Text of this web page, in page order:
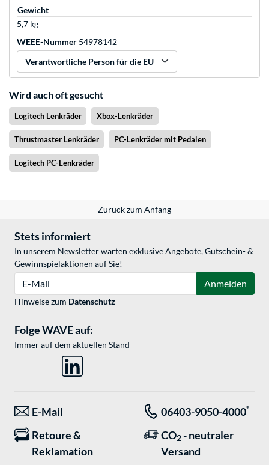
Gewicht
5,7 kg
WEEE-Nummer 54978142
Verantwortliche Person für die EU
Wird auch oft gesucht
Logitech Lenkräder Xbox-Lenkräder
Thrustmaster Lenkräder PC-Lenkräder mit Pedalen
Logitech PC-Lenkräder
Zurück zum Anfang
Stets informiert
In unserem Newsletter warten exklusive Angebote, Gutschein- &
Gewinnspielaktionen auf Sie!
Anmelden
Hinweise zum Datenschutz
Folge WAVE auf:
Immer auf dem aktuellen Stand
E-Mail 06403-9050-4000*
Retoure &
Reklamation
CO2 - neutraler
Versand